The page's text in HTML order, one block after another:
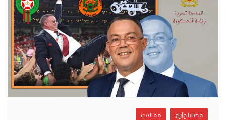
قضايا وآراء مقالات